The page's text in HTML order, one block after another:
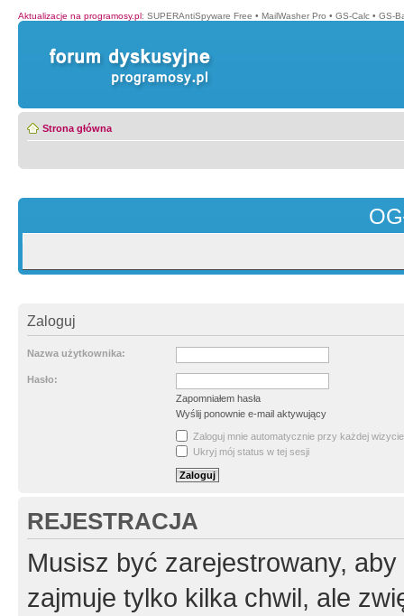
Aktualizacje na programosy.pl: SUPERAntiSpyware Free • MailWasher Pro • GS-Calc • GS-
Strona główna
Zaloguj
Nazwa użytkownika:
Hasło:
Zapomniałem hasła
Wyślij ponownie e-mail aktywujący
Zaloguj mnie automatycznie przy każdej wizycie
Ukryj mój status w tej sesji
REJESTRACJA
Musisz być zarejestrowany,
zajmuje tylko kilka chwil, ale